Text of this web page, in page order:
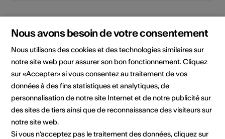
Localisation
Nous avons besoin de votre consentement
Nous utilisons des cookies et des technologies similaires sur
notre site web pour assurer son bon fonctionnement. Cliquez
sur «Accepter» si vous consentez au traitement de vos
données à des fins statistiques et analytiques, de
personnalisation de notre site Internet et de notre publicité sur
des sites de tiers ainsi que de reconnaissance des visiteurs sur
notre site web.
Si vous n’acceptez pas le traitement des données, cliquez sur